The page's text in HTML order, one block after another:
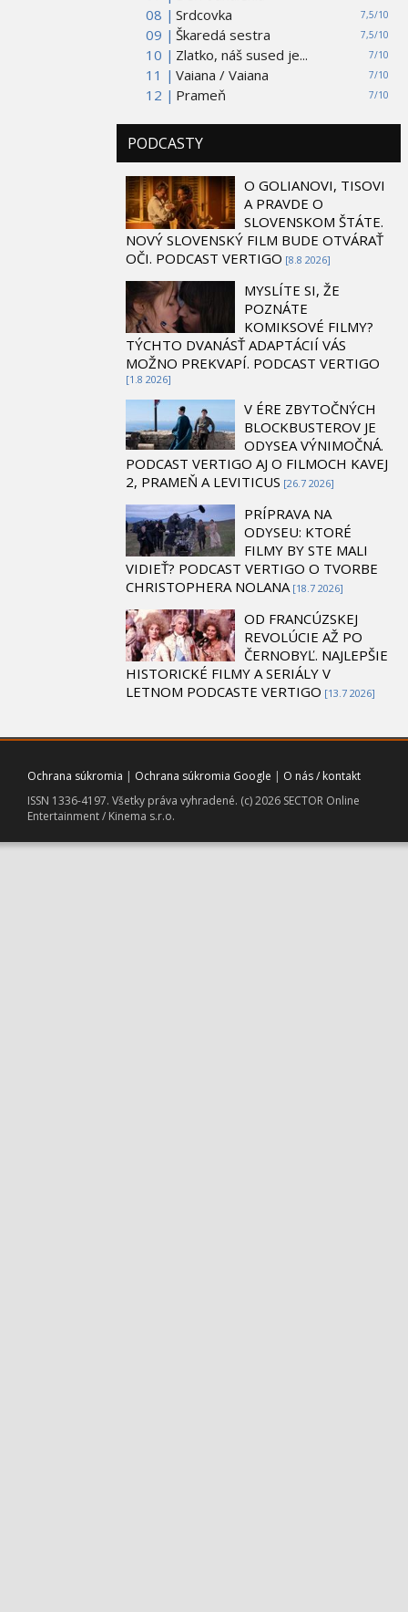
08 |
7,5/10
Srdcovka
09 |
7,5/10
Škaredá sestra
10 |
7/10
Zlatko, náš sused je...
11 |
7/10
Vaiana / Vaiana
12 |
7/10
Prameň
PODCASTY
O GOLIANOVI, TISOVI
A PRAVDE O
SLOVENSKOM ŠTÁTE.
NOVÝ SLOVENSKÝ FILM BUDE OTVÁRAŤ
OČI. PODCAST VERTIGO [8.8 2026]
MYSLÍTE SI, ŽE
POZNÁTE
KOMIKSOVÉ FILMY?
TÝCHTO DVANÁSŤ ADAPTÁCIÍ VÁS
MOŽNO PREKVAPÍ. PODCAST VERTIGO
[1.8 2026]
V ÉRE ZBYTOČNÝCH
BLOCKBUSTEROV JE
ODYSEA VÝNIMOČNÁ.
PODCAST VERTIGO AJ O FILMOCH KAVEJ
2, PRAMEŇ A LEVITICUS [26.7 2026]
PRÍPRAVA NA
ODYSEU: KTORÉ
FILMY BY STE MALI
VIDIEŤ? PODCAST VERTIGO O TVORBE
CHRISTOPHERA NOLANA [18.7 2026]
OD FRANCÚZSKEJ
REVOLÚCIE AŽ PO
ČERNOBYĽ. NAJLEPŠIE
HISTORICKÉ FILMY A SERIÁLY V
LETNOM PODCASTE VERTIGO [13.7 2026]
Ochrana súkromia | Ochrana súkromia Google | O nás / kontakt
ISSN 1336-4197. Všetky práva vyhradené. (c) 2026 SECTOR Online
Entertainment / Kinema s.r.o.